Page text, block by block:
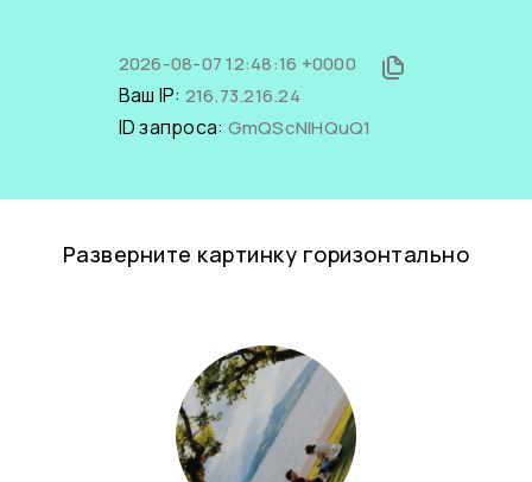
2026-08-07 12:48:16 +0000
Ваш IP: 216.73.216.24
ID запроса: GmQScNlHQuQ1
Разверните картинку горизонтально